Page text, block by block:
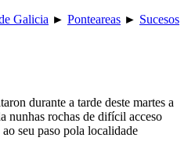
Galicia ► Ponteareas ► Sucesos
durante a tarde deste martes a
nunhas rochas de difícil acceso
seu paso pola localidade